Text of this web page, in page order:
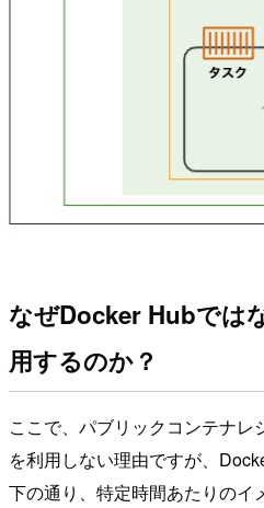
なぜDocker Hubでは
用するのか？
ここで、パブリックコンテナ
を利用しない理由ですが、
下の通り、特定時間あたりの